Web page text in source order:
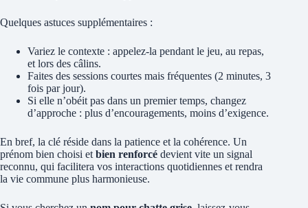
Quelques astuces supplémentaires :
Variez le contexte : appelez-la pendant le jeu, au repas,
et lors des câlins.
Faites des sessions courtes mais fréquentes (2 minutes, 3
fois par jour).
Si elle n’obéit pas dans un premier temps, changez
d’approche : plus d’encouragements, moins d’exigence.
En bref, la clé réside dans la patience et la cohérence. Un
prénom bien choisi et bien renforcé devient vite un signal
reconnu, qui facilitera vos interactions quotidiennes et rendra
la vie commune plus harmonieuse.